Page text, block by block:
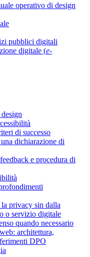
operativo di design
pubblici digitali
digitale (e-
di successo
dichiarazione di
e procedura di
privacy sin dalla
o servizio digitale
quando necessario
architettura,
DPO